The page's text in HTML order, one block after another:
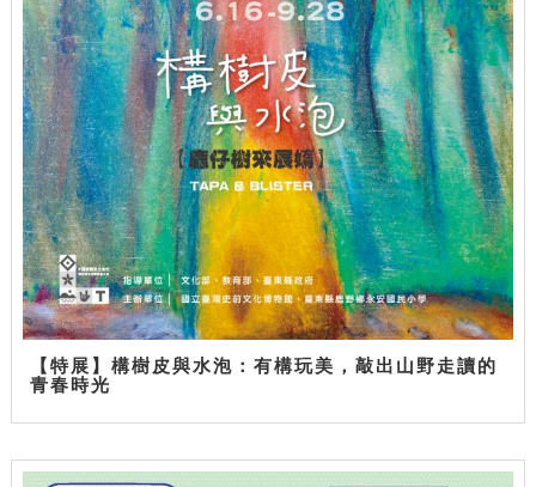
【特展】構樹皮與水泡：有構玩美，敲出山野走讀的
青春時光